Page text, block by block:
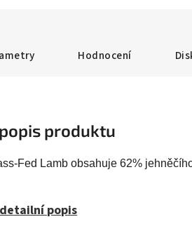
Hodnocení
produktu
Fed Lamb obsahuje 62%
popis